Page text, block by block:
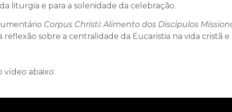
liturgia e para a solenidade da celebração.
Corpus Christi: Alimento dos Discípulos
sobre a centralidade da Eucaristia na vida cristã
abaixo: